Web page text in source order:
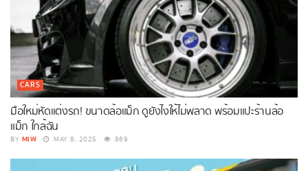
CARS
มือใหม่หัดแต่งรถ! ขนาดล้อแม็ก ดูยังไงให้ไม่พลาด พร้อมแปะร้านล้อ
แม็ก ใกล้ฉัน
BY MIW MAY 8, 2025 869